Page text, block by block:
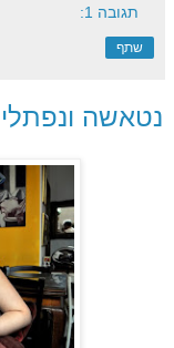
תגובה 1:
שתף
נטאשה